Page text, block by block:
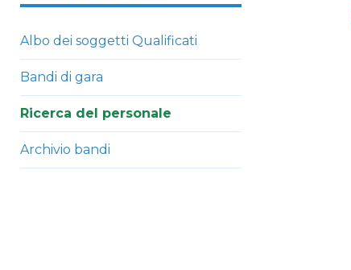
Albo dei soggetti Qualificati
Bandi di gara
Ricerca del personale
Archivio bandi